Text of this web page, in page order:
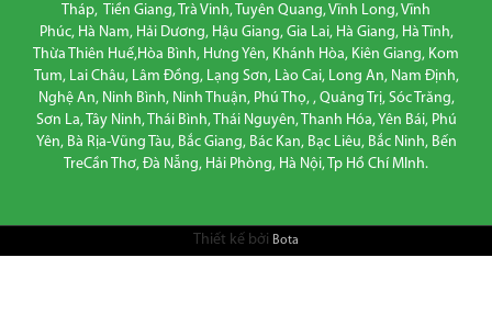
Tháp, Tiền Giang, Trà Vinh, Tuyên Quang, Vĩnh Long, Vĩnh
Phúc, Hà Nam, Hải Dương, Hậu Giang, Gia Lai, Hà Giang, Hà Tĩnh,
Thừa Thiên Huế,Hòa Bình, Hưng Yên, Khánh Hòa, Kiên Giang, Kom
Tum, Lai Châu, Lâm Đồng, Lạng Sơn, Lào Cai, Long An, Nam Định,
Nghệ An, Ninh Bình, Ninh Thuận, Phú Thọ, , Quảng Trị, Sóc Trăng,
Sơn La, Tây Ninh, Thái Bình, Thái Nguyên, Thanh Hóa, Yên Bái, Phú
Yên, Bà Rịa-Vũng Tàu, Bắc Giang, Bác Kan, Bạc Liêu, Bắc Ninh, Bến
TreCần Thơ, Đà Nẵng, Hải Phòng, Hà Nội, Tp Hồ Chí MInh.
Thiết kế bởi Bota